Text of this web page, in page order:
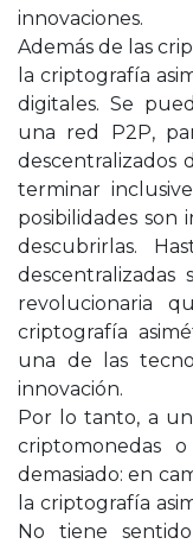
innovaciones.
Además de las
la criptografía
digitales. Se
una red P2P,
descentralizados
terminar
posibilidades son
descubrirlas.
revolucionaria
criptografía
una de las
innovación.
Por lo tanto, a
criptomonedas
demasiado: en
la criptografía
No tiene